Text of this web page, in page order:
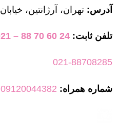
آدرس: تهران، آرژانتین، خیابان 35 وزرا
تلفن ثابت: 24 60 70 88 – 021
021-88708285
شماره همراه: 09120044382